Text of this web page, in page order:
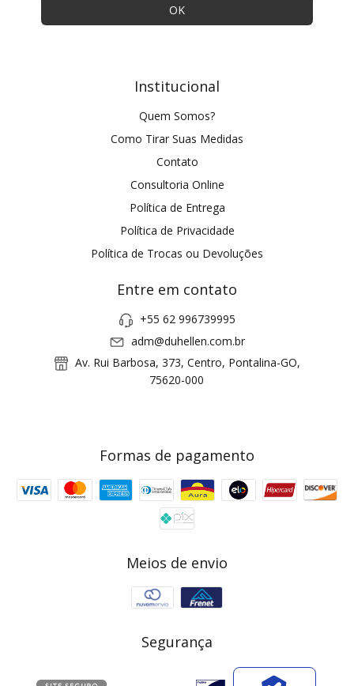
Institucional
Quem Somos?
Como Tirar Suas Medidas
Contato
Consultoria Online
Política de Entrega
Política de Privacidade
Política de Trocas ou Devoluções
Entre em contato
+55 62 996739995
adm@duhellen.com.br
Av. Rui Barbosa, 373, Centro, Pontalina-GO,
75620-000
Formas de pagamento
Meios de envio
Segurança